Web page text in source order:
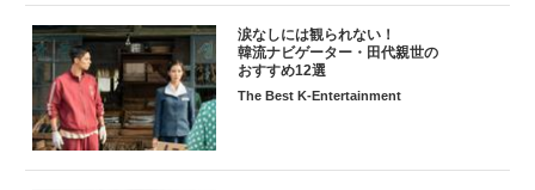
涙なしには観られない！
韓流ナビゲーター・田代親世の
おすすめ12選
The Best K-Entertainment